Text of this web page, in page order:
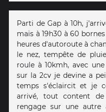
Parti de Gap à 10h,
maïs à 19h30 à 60
heures d'autoroute à
le nez, tempête de
roule à 10kmh, avec
sur la 2cv je devine a
temps s'éclaircit et je
arrivé, tout content
rengage sur une autre